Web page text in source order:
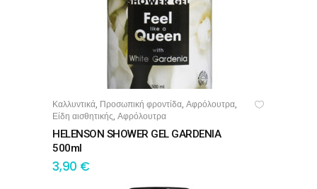
ΠΡΟΣΘΉΚΗ ΣΤΟ ΚΑΛΆΘΙ
Καλλυντικά, Προσωπική φροντίδα, Αφρόλουτρα,
Είδη αισθητικής, Αφρόλουτρα
HELENSON SHOWER GEL GARDENIA
500ml
3,90 €